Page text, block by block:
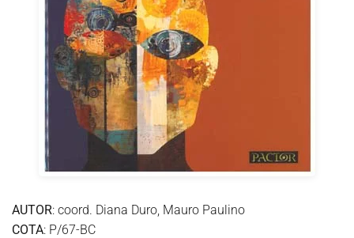
AUTOR: coord. Diana Duro, Mauro Paulino
COTA: P/67-BC